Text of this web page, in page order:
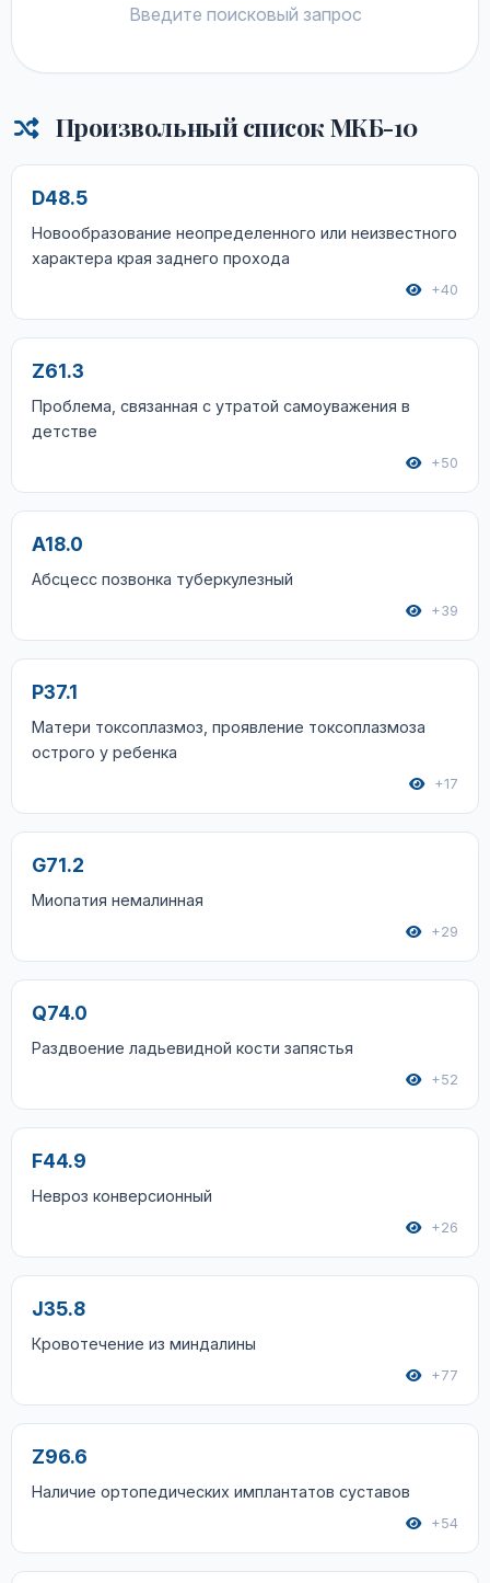
Введите поисковый запрос
Произвольный список МКБ-10
D48.5
Новообразование неопределенного или неизвестного
характера края заднего прохода
+40
Z61.3
Проблема, связанная с утратой самоуважения в
детстве
+50
A18.0
Абсцесс позвонка туберкулезный
+39
P37.1
Матери токсоплазмоз, проявление токсоплазмоза
острого у ребенка
+17
G71.2
Миопатия немалинная
+29
Q74.0
Раздвоение ладьевидной кости запястья
+52
F44.9
Невроз конверсионный
+26
J35.8
Кровотечение из миндалины
+77
Z96.6
Наличие ортопедических имплантатов суставов
+54